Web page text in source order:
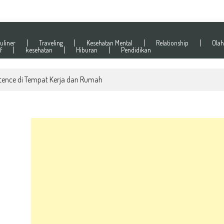
Traveling Kesehatan Mental Relationship
kesehatan Hiburan Pendidikan
di Tempat Kerja dan Rumah